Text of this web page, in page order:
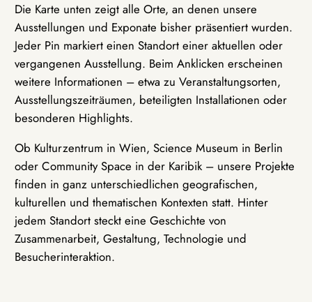
Die Karte unten zeigt alle Orte, an denen unsere
Ausstellungen und Exponate bisher präsentiert wurden.
Jeder Pin markiert einen Standort einer aktuellen oder
vergangenen Ausstellung. Beim Anklicken erscheinen
weitere Informationen – etwa zu Veranstaltungsorten,
Ausstellungszeiträumen, beteiligten Installationen oder
besonderen Highlights.
Ob Kulturzentrum in Wien, Science Museum in Berlin
oder Community Space in der Karibik – unsere Projekte
finden in ganz unterschiedlichen geografischen,
kulturellen und thematischen Kontexten statt. Hinter
jedem Standort steckt eine Geschichte von
Zusammenarbeit, Gestaltung, Technologie und
Besucherinteraktion.